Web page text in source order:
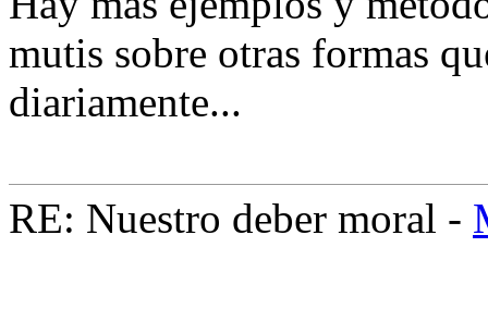
mutis sobre otras formas
diariamente...
RE: Nuestro deber moral -